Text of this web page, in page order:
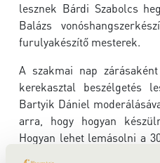
lesznek Bárdi Szabolcs
Balázs
furulyakészítő mesterek.
A szakmai nap
kerekasztal beszélgetés
Bartyik Dániel
arra, hogy hogyan
Hogyan lehet lemásolni a
hangzását, adottságait?